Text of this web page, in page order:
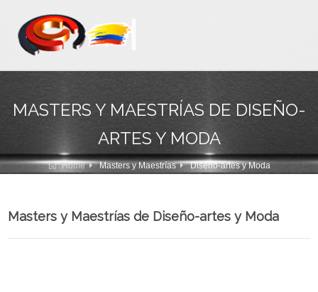
MASTERS Y MAESTRÍAS DE DISEÑO-
ARTES Y MODA
Home Masters y Maestrías Diseño-artes y Moda
Masters y Maestrías de Diseño-artes y Moda